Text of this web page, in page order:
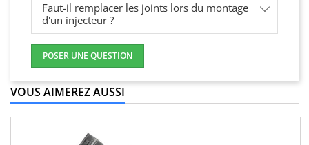
Faut-il remplacer les joints lors du montage
d'un injecteur ?
POSER UNE QUESTION
VOUS AIMEREZ AUSSI